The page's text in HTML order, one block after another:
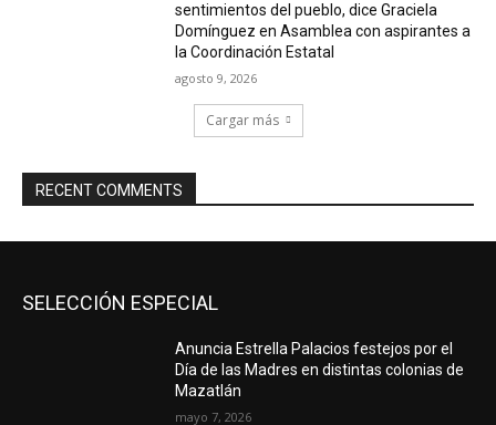
sentimientos del pueblo, dice Graciela
Domínguez en Asamblea con aspirantes a
la Coordinación Estatal
agosto 9, 2026
Cargar más
RECENT COMMENTS
SELECCIÓN ESPECIAL
Anuncia Estrella Palacios festejos por el
Día de las Madres en distintas colonias de
Mazatlán
mayo 7, 2026